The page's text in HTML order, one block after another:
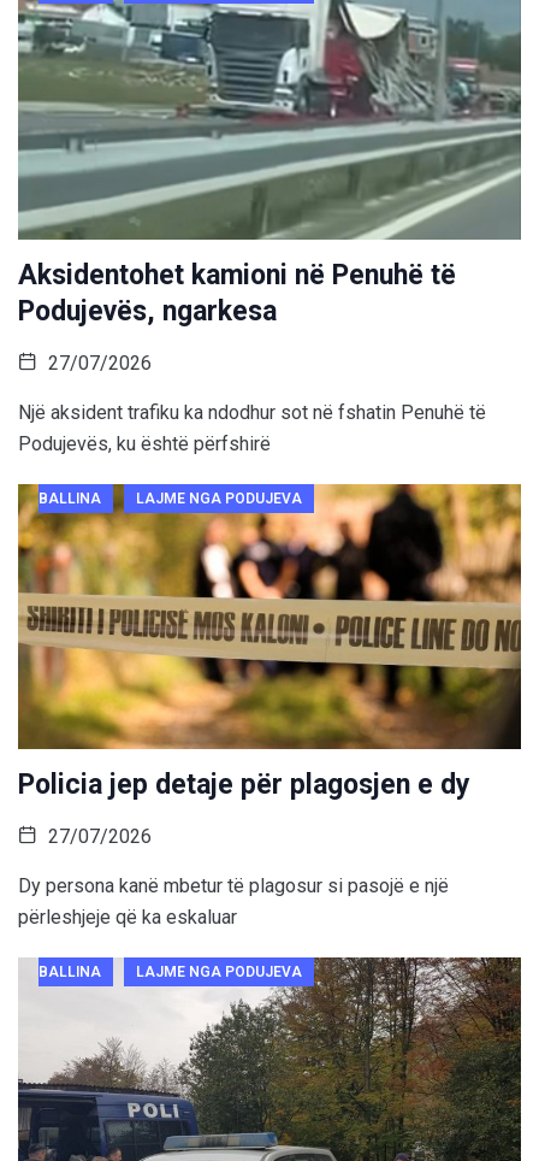
Aksidentohet kamioni në Penuhë të
Podujevës, ngarkesa
27/07/2026
Një aksident trafiku ka ndodhur sot në fshatin Penuhë të
Podujevës, ku është përfshirë
BALLINA LAJME NGA PODUJEVA
Policia jep detaje për plagosjen e dy
27/07/2026
Dy persona kanë mbetur të plagosur si pasojë e një
përleshjeje që ka eskaluar
BALLINA LAJME NGA PODUJEVA